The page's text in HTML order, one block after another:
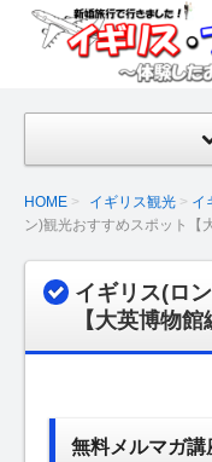
イギ
ンス
旅行
記ブ
【新
婚旅
すめ
HOME イギリス観光 イ
ン)観光おすすめスポット【
イギリス(ロ
【大英博物館
無料メルマガ講